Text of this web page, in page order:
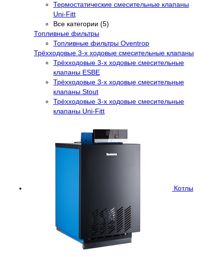
Термостатические смесительные клапаны
Uni-Fitt
Все категории (5)
Топливные фильтры
Топливные фильтры Oventrop
Трёхходовые 3-х ходовые смесительные клапаны
Трёхходовые 3-х ходовые смесительные
клапаны ESBE
Трёхходовые 3-х ходовые смесительные
клапаны Stout
Трёхходовые 3-х ходовые смесительные
клапаны Uni-Fitt
Котлы